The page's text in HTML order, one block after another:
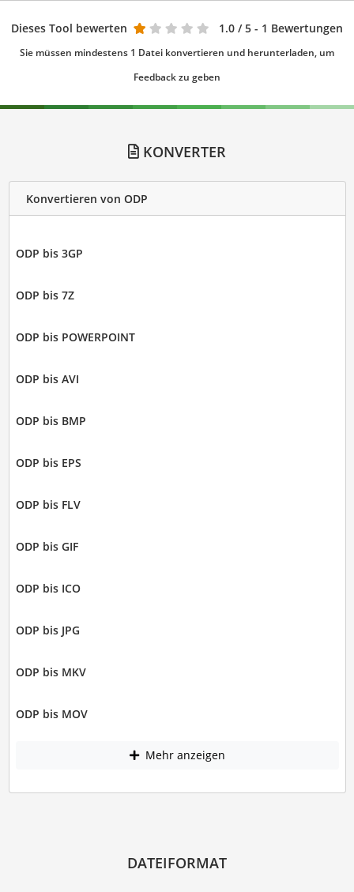
Dieses Tool bewerten 1.0 / 5 - 1 Bewertungen
Sie müssen mindestens 1 Datei konvertieren und herunterladen, um
Feedback zu geben
KONVERTER
Konvertieren von ODP
ODP bis 3GP
ODP bis 7Z
ODP bis POWERPOINT
ODP bis AVI
ODP bis BMP
ODP bis EPS
ODP bis FLV
ODP bis GIF
ODP bis ICO
ODP bis JPG
ODP bis MKV
ODP bis MOV
Mehr anzeigen
DATEIFORMAT